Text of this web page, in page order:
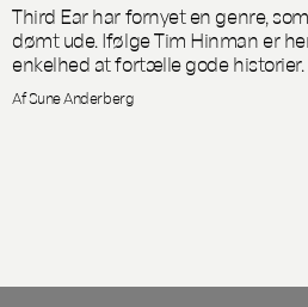
Third Ear har fornyet en genre,
dømt ude. Ifølge Tim Hinman er
enkelhed at fortælle gode historier.
Af Sune Anderberg